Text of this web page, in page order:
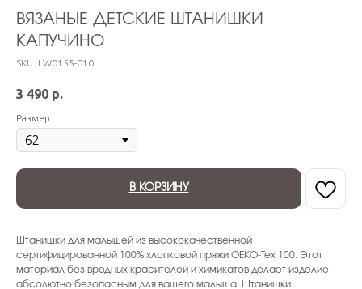
ВЯЗАНЫЕ ДЕТСКИЕ ШТАНИШКИ
КАПУЧИНО
SKU: LW0155-010
3 490 р.
Размер
В КОРЗИНУ
Штанишки для малышей из высококачественной
сертифицированной 100% хлопковой пряжи ОЕКО-Тех 100. Этот
материал без вредных красителей и химикатов делает изделие
абсолютно безопасным для вашего малыша. Штанишки